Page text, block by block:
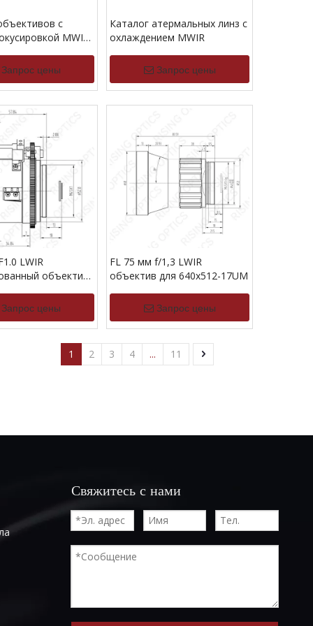
с
MWIR
Запрос цены
Каталог атермальных линз с
охлаждением MWIR
Запрос цены
LWIR
объектив
Запрос цены
FL 75 мм f/1,3 LWIR
объектив для 640x512-17UM
Запрос цены
1 2 3 4 ... 11
Свяжитесь с нами